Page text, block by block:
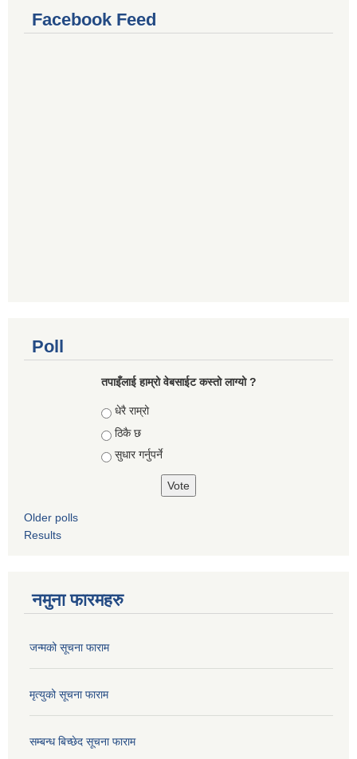
Facebook Feed
Poll
तपाइँलाई हाम्रो वेबसाईट कस्तो लाग्यो ?
Choices
धेरै राम्रो
ठिकै छ
सुधार गर्नुपर्ने
Older polls
Results
नमुना फारमहरु
जन्मको सूचना फाराम
मृत्युको सूचना फाराम
सम्बन्ध बिच्छेद सूचना फाराम